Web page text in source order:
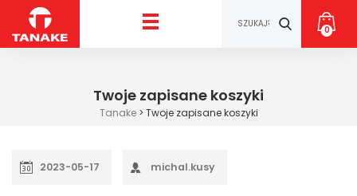
0
Twoje zapisane koszyki
Tanake> Twoje zapisane koszyki
2023-05-17 michal.kusy